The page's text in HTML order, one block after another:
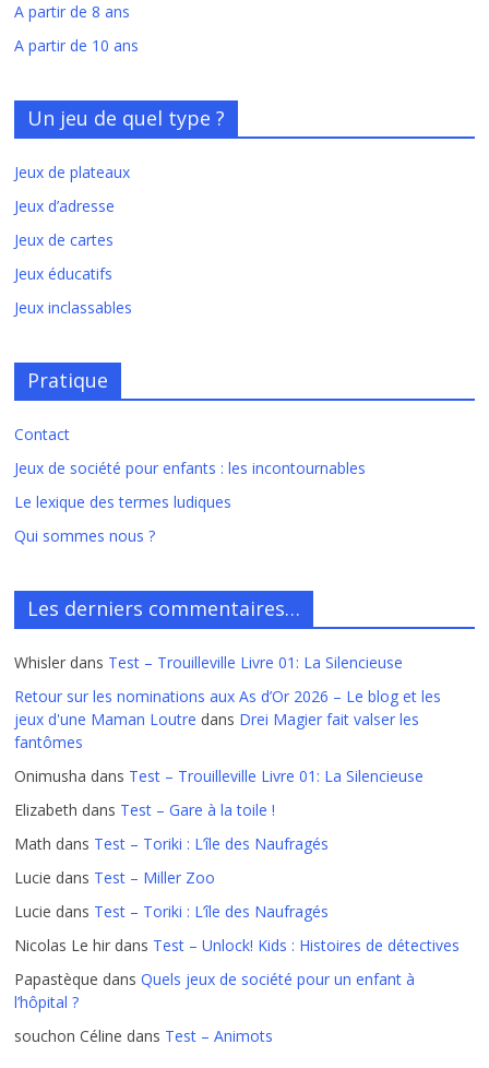
A partir de 8 ans
A partir de 10 ans
Un jeu de quel type ?
Jeux de plateaux
Jeux d’adresse
Jeux de cartes
Jeux éducatifs
Jeux inclassables
Pratique
Contact
Jeux de société pour enfants : les incontournables
Le lexique des termes ludiques
Qui sommes nous ?
Les derniers commentaires…
Whisler dans Test – Trouilleville Livre 01: La Silencieuse
Retour sur les nominations aux As d’Or 2026 – Le blog et les
jeux d'une Maman Loutre dans Drei Magier fait valser les
fantômes
Onimusha dans Test – Trouilleville Livre 01: La Silencieuse
Elizabeth dans Test – Gare à la toile !
Math dans Test – Toriki : L’île des Naufragés
Lucie dans Test – Miller Zoo
Lucie dans Test – Toriki : L’île des Naufragés
Nicolas Le hir dans Test – Unlock! Kids : Histoires de détectives
Papastèque dansQuels jeux de société pour un enfant à
l’hôpital ?
souchon Céline dans Test – Animots